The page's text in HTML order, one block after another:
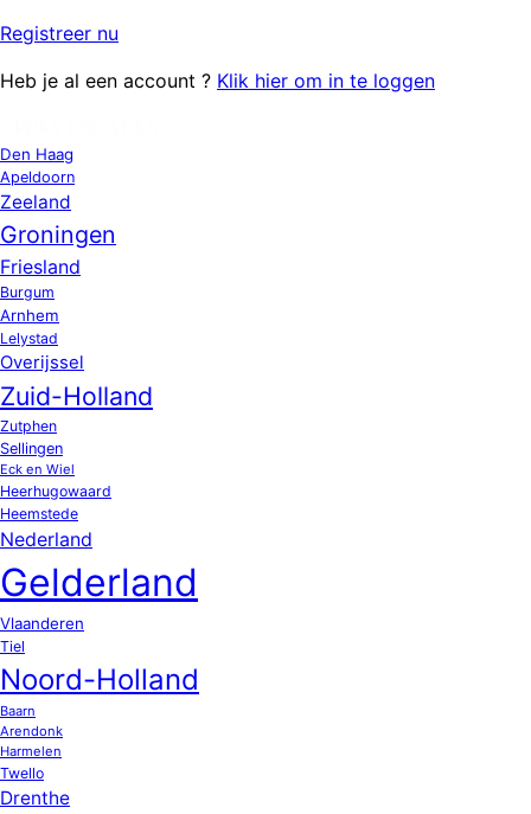
Registreer nu
Heb je al een account ? Klik hier om in te loggen
Den Haag
Apeldoorn
Zeeland
Groningen
Friesland
Burgum
Arnhem
Lelystad
Overijssel
Zuid-Holland
Zutphen
Sellingen
Eck en Wiel
Heerhugowaard
Heemstede
Nederland
Gelderland
Vlaanderen
Tiel
Noord-Holland
Baarn
Arendonk
Harmelen
Twello
Drenthe